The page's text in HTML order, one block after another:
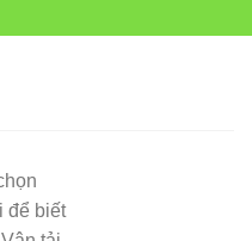
để biết